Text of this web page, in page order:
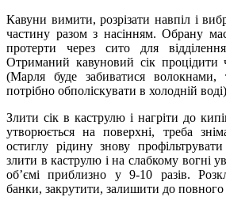
Кавуни вимити, розрізати навпіл і
частину разом з насінням. Обрану
протерти через сито для
Отриманий кавуновий сік процідити
(Марля буде забиватися волокнами,
потрібно обполіскувати в холодній
Злити сік в каструлю і нагріти до
утворюється на поверхні, треба
остиглу рідину знову
злити в каструлю і на слабкому вогні
об’ємі приблизно у 9-10 разів.
банки, закрутити, залишити до